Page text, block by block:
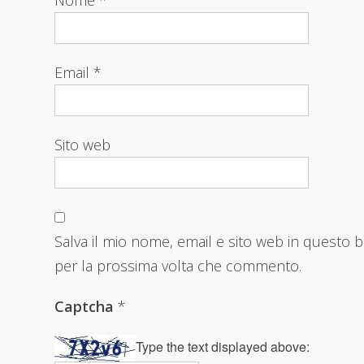
Email*
Sito web
Salva il mio nome, email e sito web in questo
per la prossima volta che commento.
Captcha*
Type the text displayed above: